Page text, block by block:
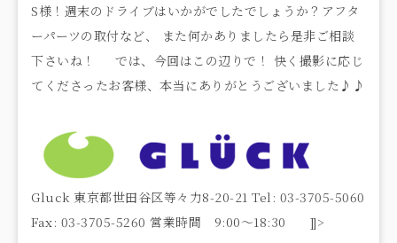
S様！週末のドライブはいかがでしたでしょうか？アフタ
ーパーツの取付など、 また何かありましたら是非ご相談
下さいね！ では、今回はこの辺りで！ 快く撮影に応じ
てくださったお客様、本当にありがとうございました♪♪
Gluck 東京都世田谷区等々力8-20-21 Tel: 03-3705-5060
Fax: 03-3705-5260 営業時間 9:00～18:30 ]]>